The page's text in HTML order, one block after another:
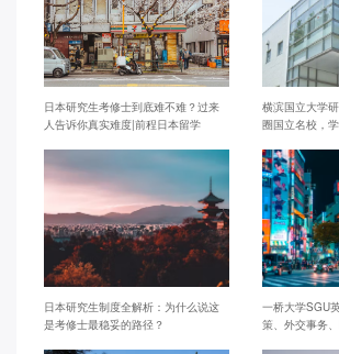
日本研究生考修士到底难不难？过来
人告诉你真实难度|前程日本留学
横滨国立大学
圈国立名校，
日本研究生制度全解析：为什么说这
是考修士最稳妥的路径？
一桥大学SGU
策、外交事务